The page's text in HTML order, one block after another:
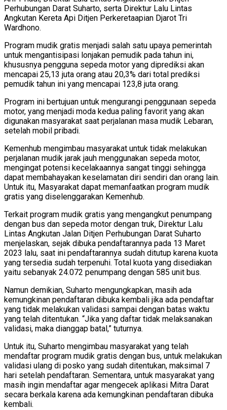
Perhubungan Darat Suharto, serta Direktur Lalu Lintas
Angkutan Kereta Api Ditjen Perkeretaapian Djarot Tri
Wardhono.
Program mudik gratis menjadi salah satu upaya pemerintah
untuk mengantisipasi lonjakan pemudik pada tahun ini,
khususnya pengguna sepeda motor yang diprediksi akan
mencapai 25,13 juta orang atau 20,3% dari total prediksi
pemudik tahun ini yang mencapai 123,8 juta orang.
Program ini bertujuan untuk mengurangi penggunaan sepeda
motor, yang menjadi moda kedua paling favorit yang akan
digunakan masyarakat saat perjalanan masa mudik Lebaran,
setelah mobil pribadi.
Kemenhub mengimbau masyarakat untuk tidak melakukan
perjalanan mudik jarak jauh menggunakan sepeda motor,
mengingat potensi kecelakaannya sangat tinggi sehingga
dapat membahayakan keselamatan diri sendiri dan orang lain.
Untuk itu, Masyarakat dapat memanfaatkan program mudik
gratis yang diselenggarakan Kemenhub.
Terkait program mudik gratis yang mengangkut penumpang
dengan bus dan sepeda motor dengan truk, Direktur Lalu
Lintas Angkutan Jalan Ditjen Perhubungan Darat Suharto
menjelaskan, sejak dibuka pendaftarannya pada 13 Maret
2023 lalu, saat ini pendaftarannya sudah ditutup karena kuota
yang tersedia sudah terpenuhi. Total kuota yang disediakan
yaitu sebanyak 24.072 penumpang dengan 585 unit bus.
Namun demikian, Suharto mengungkapkan, masih ada
kemungkinan pendaftaran dibuka kembali jika ada pendaftar
yang tidak melakukan validasi sampai dengan batas waktu
yang telah ditentukan. “Jika yang daftar tidak melaksanakan
validasi, maka dianggap batal,” tuturnya.
Untuk itu, Suharto mengimbau masyarakat yang telah
mendaftar program mudik gratis dengan bus, untuk melakukan
validasi ulang di posko yang sudah ditentukan, maksimal 7
hari setelah pendaftaran. Sementara, untuk masyarakat yang
masih ingin mendaftar agar mengecek aplikasi Mitra Darat
secara berkala karena ada kemungkinan pendaftaran dibuka
kembali.